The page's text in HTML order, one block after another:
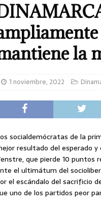
la
1 noviembre, 2022
socialdemócratas de la
resultado del esperado
que pierde 10 puntos
el ultimátum del
el escándalo del sacrificio
uno de los partidos peor